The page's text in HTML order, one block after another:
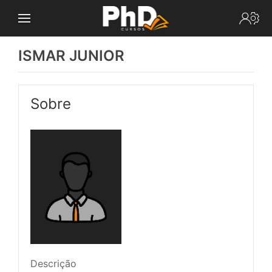
ISMAR JUNIOR
Sobre
Descrição